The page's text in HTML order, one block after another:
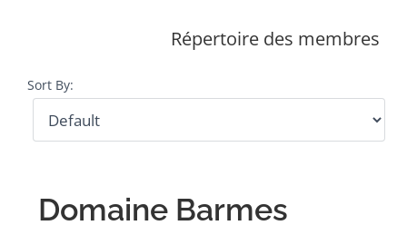
Répertoire des membres
Sort By:
Domaine Barmes